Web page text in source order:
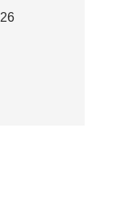
26